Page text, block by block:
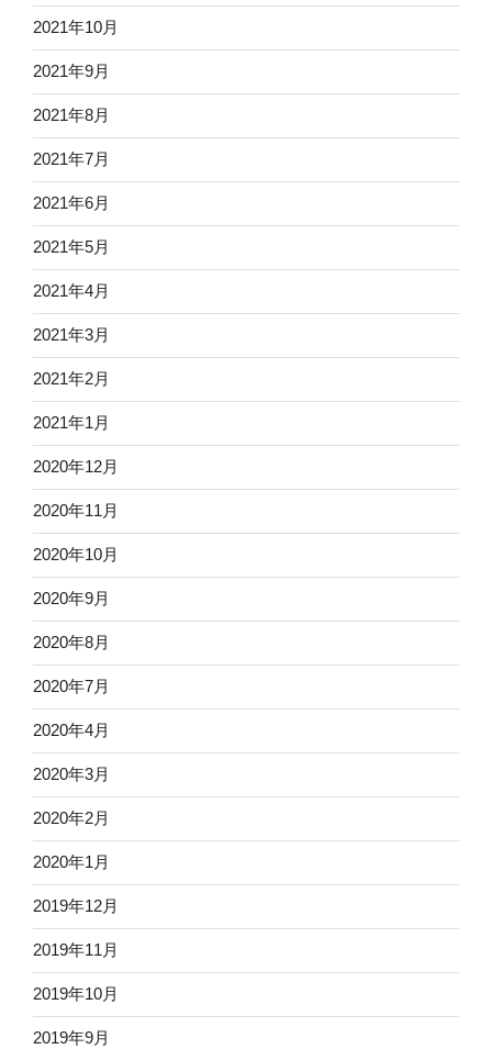
2021年10月
2021年9月
2021年8月
2021年7月
2021年6月
2021年5月
2021年4月
2021年3月
2021年2月
2021年1月
2020年12月
2020年11月
2020年10月
2020年9月
2020年8月
2020年7月
2020年4月
2020年3月
2020年2月
2020年1月
2019年12月
2019年11月
2019年10月
2019年9月